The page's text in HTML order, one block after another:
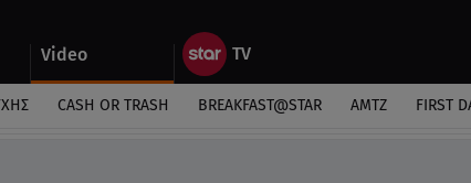
Video
CASH OR TRASH BREAKFAST@STAR ΑΜΤΖ FIRST